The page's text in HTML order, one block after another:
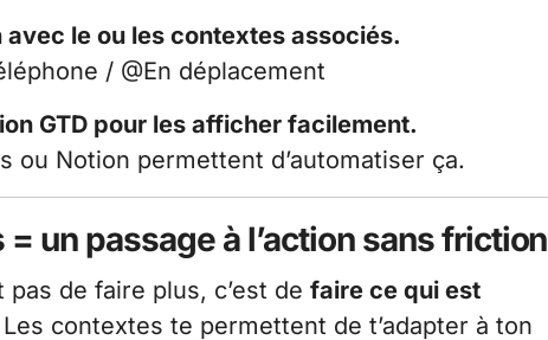
le ou les contextes associés.
/ @En déplacement
GTD pour les afficher facilement.
ou Notion permettent d’automatiser ça.
un passage à l’action sans friction
pas de faire plus, c’est de faire ce qui est
contextes te permettent de t’adapter à ton